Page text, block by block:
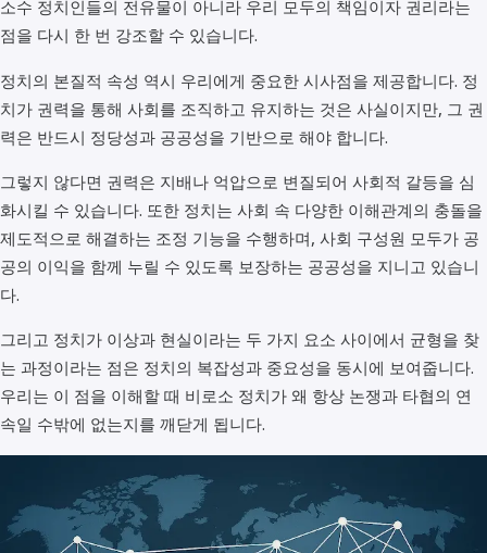
소수 정치인들의 전유물이 아니라 우리 모두의 책임이자 권리라는
점을 다시 한 번 강조할 수 있습니다.
정치의 본질적 속성 역시 우리에게 중요한 시사점을 제공합니다. 정
치가 권력을 통해 사회를 조직하고 유지하는 것은 사실이지만, 그 권
력은 반드시 정당성과 공공성을 기반으로 해야 합니다.
그렇지 않다면 권력은 지배나 억압으로 변질되어 사회적 갈등을 심
화시킬 수 있습니다. 또한 정치는 사회 속 다양한 이해관계의 충돌을
제도적으로 해결하는 조정 기능을 수행하며, 사회 구성원 모두가 공
공의 이익을 함께 누릴 수 있도록 보장하는 공공성을 지니고 있습니
다.
그리고 정치가 이상과 현실이라는 두 가지 요소 사이에서 균형을 찾
는 과정이라는 점은 정치의 복잡성과 중요성을 동시에 보여줍니다.
우리는 이 점을 이해할 때 비로소 정치가 왜 항상 논쟁과 타협의 연
속일 수밖에 없는지를 깨닫게 됩니다.